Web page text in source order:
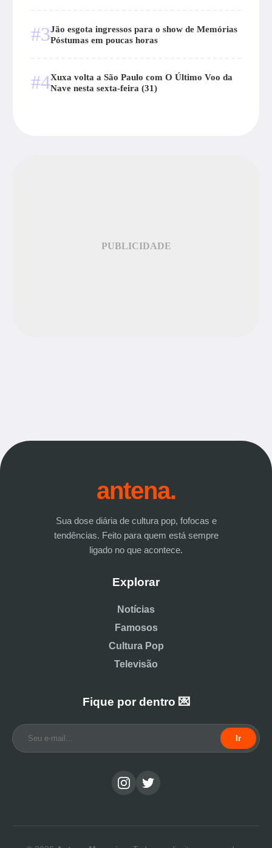
#3Jão esgota ingressos para o show de Memórias
Póstumas em poucas horas
#4Xuxa volta a São Paulo com O Último Voo da
Nave nesta sexta-feira (31)
PUBLICIDADE
antena.
Sua dose diária de cultura pop, fofocas e
tendências. Feito para quem está sempre
ligado no que acontece.
Explorar
Notícias
Famosos
Cultura Pop
Televisão
Fique por dentro 💌
Ir